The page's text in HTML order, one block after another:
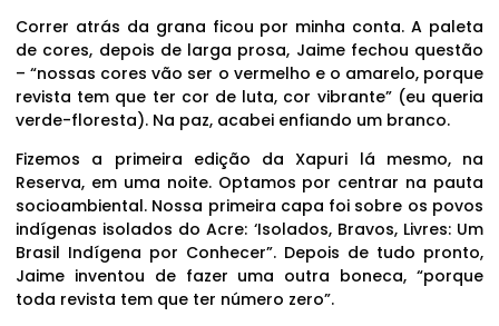
Correr atrás da grana ficou por minha conta. A paleta
de cores, depois de larga prosa, Jaime fechou questão
– “nossas cores vão ser o vermelho e o amarelo, porque
revista tem que ter cor de luta, cor vibrante” (eu queria
verde-floresta). Na paz, acabei enfiando um branco.
Fizemos a primeira edição da Xapuri lá mesmo, na
Reserva, em uma noite. Optamos por centrar na pauta
socioambiental. Nossa primeira capa foi sobre os povos
indígenas isolados do Acre: ‘Isolados, Bravos, Livres: Um
Brasil Indígena por Conhecer”. Depois de tudo pronto,
Jaime inventou de fazer uma outra boneca, “porque
toda revista tem que ter número zero”.